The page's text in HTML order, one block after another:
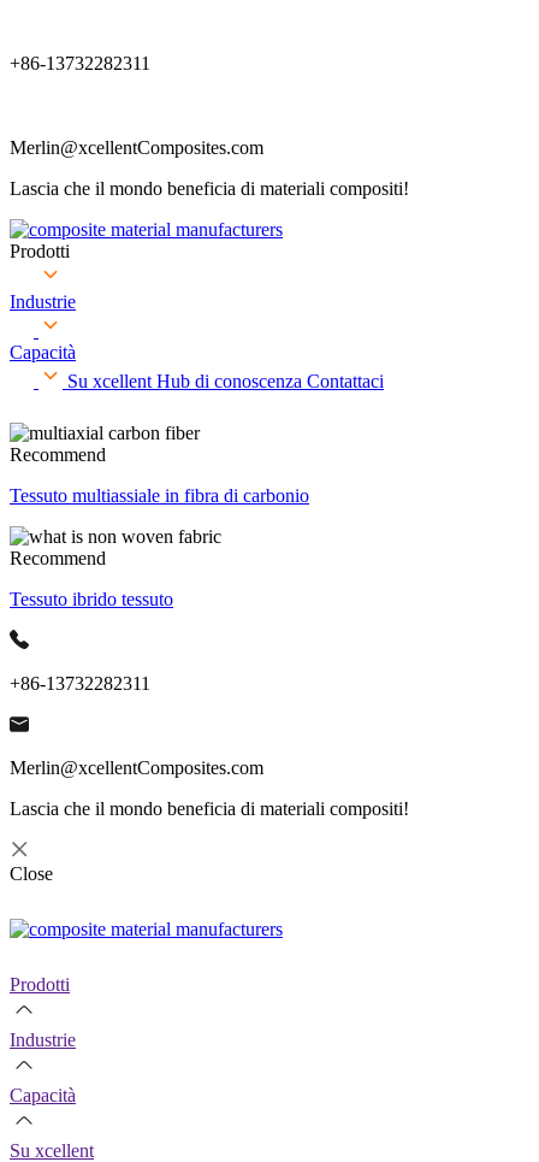
+86-13732282311
Merlin@xcellentComposites.com
Lascia che il mondo beneficia di materiali compositi!
Prodotti
Industrie
Capacità
Su xcellent Hub di conoscenza Contattaci
Recommend
Tessuto multiassiale in fibra di carbonio
Recommend
Tessuto ibrido tessuto
+86-13732282311
Merlin@xcellentComposites.com
Lascia che il mondo beneficia di materiali compositi!
Close
Prodotti
Industrie
Capacità
Su xcellent